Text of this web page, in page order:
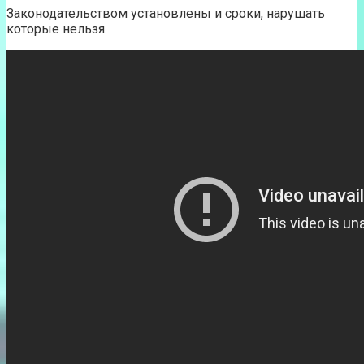
Законодательством установлены и сроки, нарушать
которые нельзя.